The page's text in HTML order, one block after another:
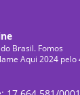
Brasil. Fomos
Aqui 2024 pelo